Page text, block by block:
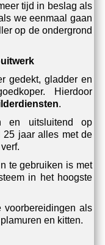
tijd in beslag als
we eenmaal gaan
op de ondergrond
gedekt, gladder en
Hierdoor
.
en uitsluitend op
25 jaar alles met de
te gebruiken is met
in het hoogste
voorbereidingen als
en kitten.